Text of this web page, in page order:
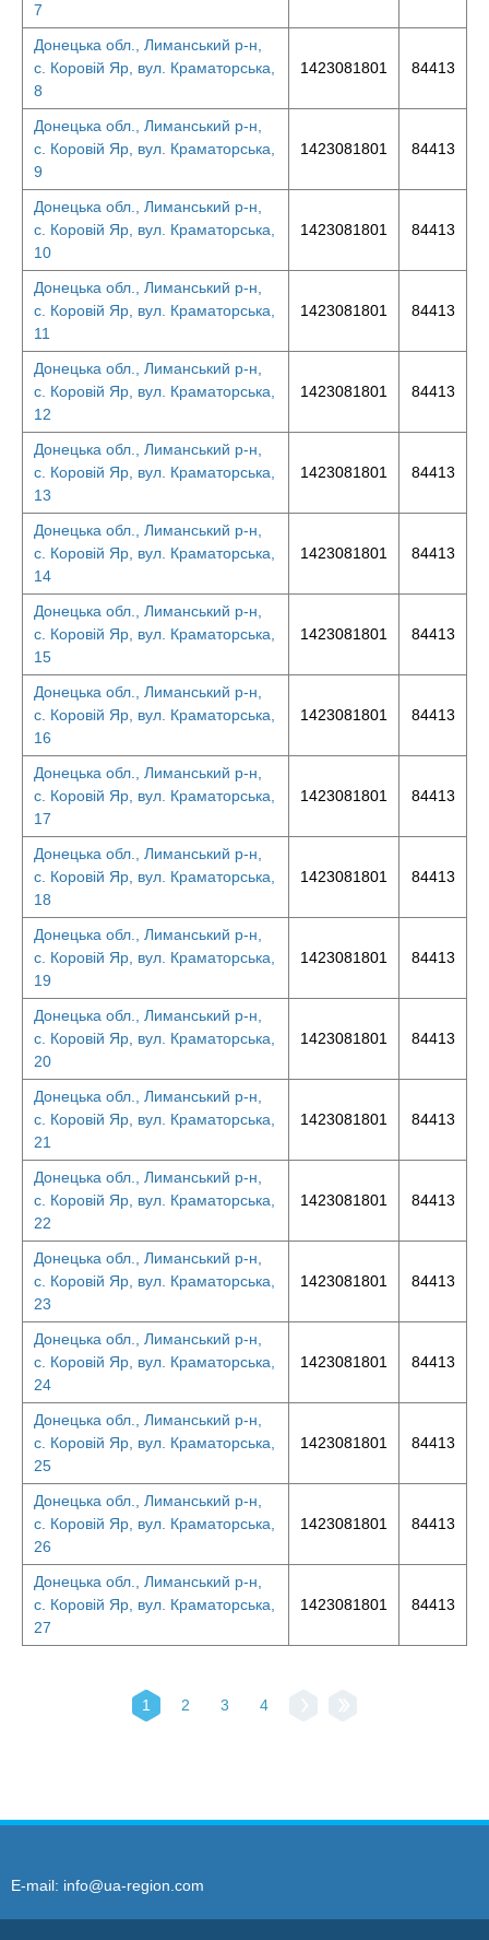
7
Донецька обл., Лиманський р-н,
с. Коровій Яр, вул. Краматорська,
8
1423081801 84413
Донецька обл., Лиманський р-н,
с. Коровій Яр, вул. Краматорська,
9
1423081801 84413
Донецька обл., Лиманський р-н,
с. Коровій Яр, вул. Краматорська,
10
1423081801 84413
Донецька обл., Лиманський р-н,
с. Коровій Яр, вул. Краматорська,
11
1423081801 84413
Донецька обл., Лиманський р-н,
с. Коровій Яр, вул. Краматорська,
12
1423081801 84413
Донецька обл., Лиманський р-н,
с. Коровій Яр, вул. Краматорська,
13
1423081801 84413
Донецька обл., Лиманський р-н,
с. Коровій Яр, вул. Краматорська,
14
1423081801 84413
Донецька обл., Лиманський р-н,
с. Коровій Яр, вул. Краматорська,
15
1423081801 84413
Донецька обл., Лиманський р-н,
с. Коровій Яр, вул. Краматорська,
16
1423081801 84413
Донецька обл., Лиманський р-н,
с. Коровій Яр, вул. Краматорська,
17
1423081801 84413
Донецька обл., Лиманський р-н,
с. Коровій Яр, вул. Краматорська,
18
1423081801 84413
Донецька обл., Лиманський р-н,
с. Коровій Яр, вул. Краматорська,
19
1423081801 84413
Донецька обл., Лиманський р-н,
с. Коровій Яр, вул. Краматорська,
20
1423081801 84413
Донецька обл., Лиманський р-н,
с. Коровій Яр, вул. Краматорська,
21
1423081801 84413
Донецька обл., Лиманський р-н,
с. Коровій Яр, вул. Краматорська,
22
1423081801 84413
Донецька обл., Лиманський р-н,
с. Коровій Яр, вул. Краматорська,
23
1423081801 84413
Донецька обл., Лиманський р-н,
с. Коровій Яр, вул. Краматорська,
24
1423081801 84413
Донецька обл., Лиманський р-н,
с. Коровій Яр, вул. Краматорська,
25
1423081801 84413
Донецька обл., Лиманський р-н,
с. Коровій Яр, вул. Краматорська,
26
1423081801 84413
Донецька обл., Лиманський р-н,
с. Коровій Яр, вул. Краматорська,
27
1423081801 84413
1 2 3 4
E-mail: info@ua-region.com